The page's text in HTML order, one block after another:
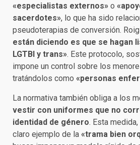
«especialistas externos» o
sacerdotes», lo que ha sido
pseudoterapias de conversión.
están diciendo es que se hagan
LGTBI y trans». Este protocolo,
impone un control sobre los
tratándolos como «personas
La normativa también obliga a los
vestir con uniformes que no
identidad de género. Esta
claro ejemplo de la «trama bien